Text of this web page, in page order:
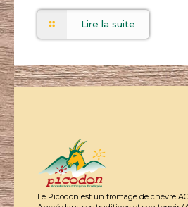
Lire la suite
Le Picodon est un fromage de chèvre